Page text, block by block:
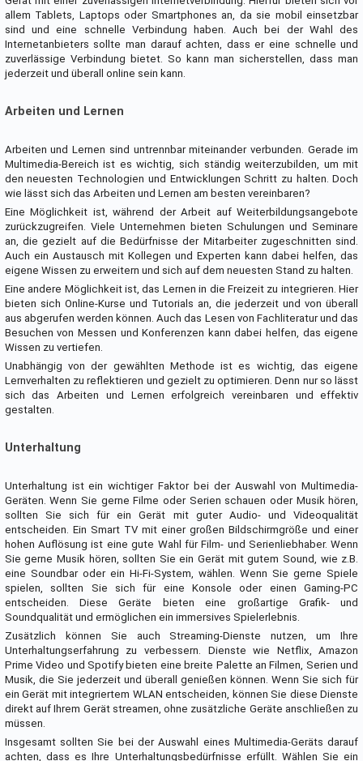
allem Tablets, Laptops oder Smartphones an, da sie mobil einsetzbar
sind und eine schnelle Verbindung haben. Auch bei der Wahl des
Internetanbieters sollte man darauf achten, dass er eine schnelle und
zuverlässige Verbindung bietet. So kann man sicherstellen, dass man
jederzeit und überall online sein kann.
Arbeiten und Lernen
Arbeiten und Lernen sind untrennbar miteinander verbunden. Gerade im
Multimedia-Bereich ist es wichtig, sich ständig weiterzubilden, um mit
den neuesten Technologien und Entwicklungen Schritt zu halten. Doch
wie lässt sich das Arbeiten und Lernen am besten vereinbaren?
Eine Möglichkeit ist, während der Arbeit auf Weiterbildungsangebote
zurückzugreifen. Viele Unternehmen bieten Schulungen und Seminare
an, die gezielt auf die Bedürfnisse der Mitarbeiter zugeschnitten sind.
Auch ein Austausch mit Kollegen und Experten kann dabei helfen, das
eigene Wissen zu erweitern und sich auf dem neuesten Stand zu halten.
Eine andere Möglichkeit ist, das Lernen in die Freizeit zu integrieren. Hier
bieten sich Online-Kurse und Tutorials an, die jederzeit und von überall
aus abgerufen werden können. Auch das Lesen von Fachliteratur und das
Besuchen von Messen und Konferenzen kann dabei helfen, das eigene
Wissen zu vertiefen.
Unabhängig von der gewählten Methode ist es wichtig, das eigene
Lernverhalten zu reflektieren und gezielt zu optimieren. Denn nur so lässt
sich das Arbeiten und Lernen erfolgreich vereinbaren und effektiv
gestalten.
Unterhaltung
Unterhaltung ist ein wichtiger Faktor bei der Auswahl von Multimedia-
Geräten. Wenn Sie gerne Filme oder Serien schauen oder Musik hören,
sollten Sie sich für ein Gerät mit guter Audio- und Videoqualität
entscheiden. Ein Smart TV mit einer großen Bildschirmgröße und einer
hohen Auflösung ist eine gute Wahl für Film- und Serienliebhaber. Wenn
Sie gerne Musik hören, sollten Sie ein Gerät mit gutem Sound, wie z.B.
eine Soundbar oder ein Hi-Fi-System, wählen. Wenn Sie gerne Spiele
spielen, sollten Sie sich für eine Konsole oder einen Gaming-PC
entscheiden. Diese Geräte bieten eine großartige Grafik- und
Soundqualität und ermöglichen ein immersives Spielerlebnis.
Zusätzlich können Sie auch Streaming-Dienste nutzen, um Ihre
Unterhaltungserfahrung zu verbessern. Dienste wie Netflix, Amazon
Prime Video und Spotify bieten eine breite Palette an Filmen, Serien und
Musik, die Sie jederzeit und überall genießen können. Wenn Sie sich für
ein Gerät mit integriertem WLAN entscheiden, können Sie diese Dienste
direkt auf Ihrem Gerät streamen, ohne zusätzliche Geräte anschließen zu
müssen.
Insgesamt sollten Sie bei der Auswahl eines Multimedia-Geräts darauf
achten, dass es Ihre Unterhaltungsbedürfnisse erfüllt. Wählen Sie ein